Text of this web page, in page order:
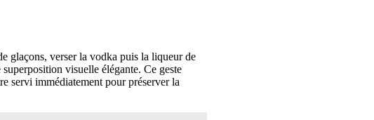
glaçons, verser la vodka puis la liqueur de
visuelle élégante. Ce geste
servi immédiatement pour préserver la